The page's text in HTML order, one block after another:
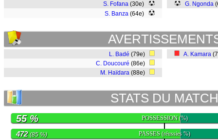
S. Fofana (30e)
S. Banza (64e)
G. Ngonda
L. Badé (79e)
C. Doucouré (86e)
M. Haïdara (88e)
A. Kamara
STATS DU MATCH
POSSESSION(%)
55 %
PASSES(réussies %)
472(85 %)